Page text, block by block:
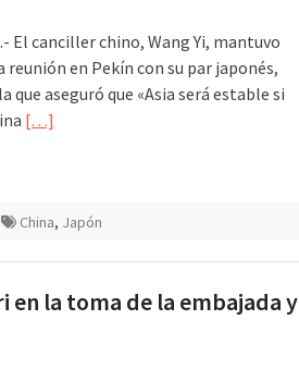
El canciller chino, Wang Yi, mantuvo
reunión en Pekín con su par japonés,
que aseguró que «Asia será estable si
[…]
China, Japón
en la toma de la embajada y